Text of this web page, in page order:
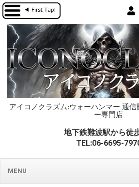
アイコノクラズム:ウォーハンマー 通
ー専門店
地下鉄難波駅から徒
TEL:06-6695-
MENU